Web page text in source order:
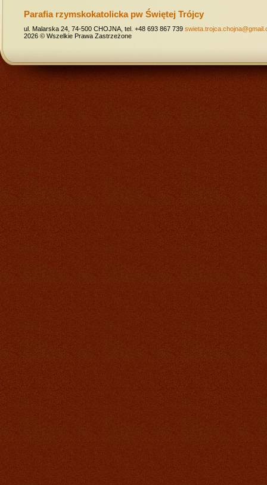
Parafia rzymskokatolicka pw Świętej Trójcy
ul. Malarska 24, 74-500 CHOJNA, tel. +48 693 867 739
2026 © Wszelkie Prawa Zastrzeżone